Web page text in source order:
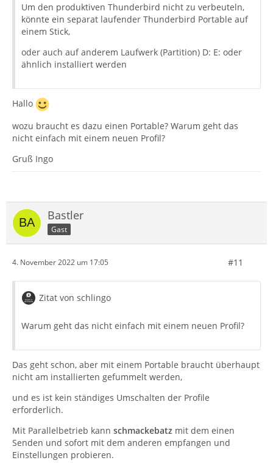
Um den produktiven Thunderbird nicht zu verbeuteln,
könnte ein separat laufender Thunderbird Portable auf
einem Stick,
oder auch auf anderem Laufwerk (Partition) D: E: oder
ähnlich installiert werden
Hallo
wozu braucht es dazu einen Portable? Warum geht das
nicht einfach mit einem neuen Profil?
Gruß Ingo
Bastler
Gast
4. November 2022 um 17:05 #11
Zitat von schlingo
Warum geht das nicht einfach mit einem neuen Profil?
Das geht schon, aber mit einem Portable braucht überhaupt
nicht am installierten gefummelt werden,
und es ist kein ständiges Umschalten der Profile
erforderlich.
Mit Parallelbetrieb kann schmackebatz mit dem einen
Senden und sofort mit dem anderen empfangen und
Einstellungen probieren.